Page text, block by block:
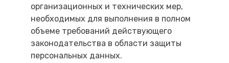
организационных и технических мер,
необходимых для выполнения в полном
объеме требований действующего
законодательства в области защиты
персональных данных.